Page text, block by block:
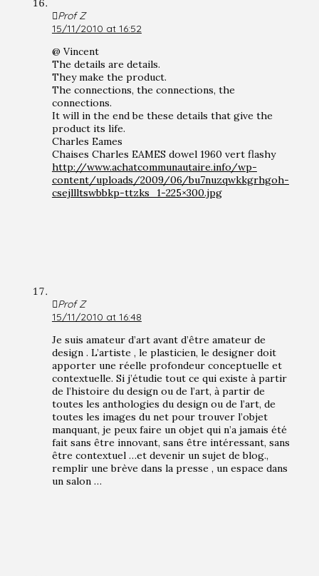
Prof Z
15/11/2010 at 16:52
@ Vincent
The details are details.
They make the product.
The connections, the connections, the
connections.
It will in the end be these details that give the
product its life.
Charles Eames
Chaises Charles EAMES dowel 1960 vert flashy
http://www.achatcommunautaire.info/wp-
content/uploads/2009/06/bu7nuzqwkkgrhgoh-
csejllltswbbkp-ttzks_1-225×300.jpg
Prof Z
15/11/2010 at 16:48
Je suis amateur d’art avant d’être amateur de
design . L’artiste , le plasticien, le designer doit
apporter une réelle profondeur conceptuelle et
contextuelle. Si j’étudie tout ce qui existe à partir
de l’histoire du design ou de l’art, à partir de
toutes les anthologies du design ou de l’art, de
toutes les images du net pour trouver l’objet
manquant, je peux faire un objet qui n’a jamais été
fait sans être innovant, sans être intéressant, sans
être contextuel …et devenir un sujet de blog.,
remplir une brève dans la presse , un espace dans
un salon …